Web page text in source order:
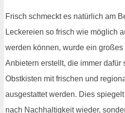
Frisch schmeckt es natürlich am
Leckereien so frisch wie möglich
werden können, wurde ein
Anbietern erstellt, die immer dafür
Obstkisten mit frischen und
ausgestattet werden. Dies
nach Nachhaltigkeit wieder,